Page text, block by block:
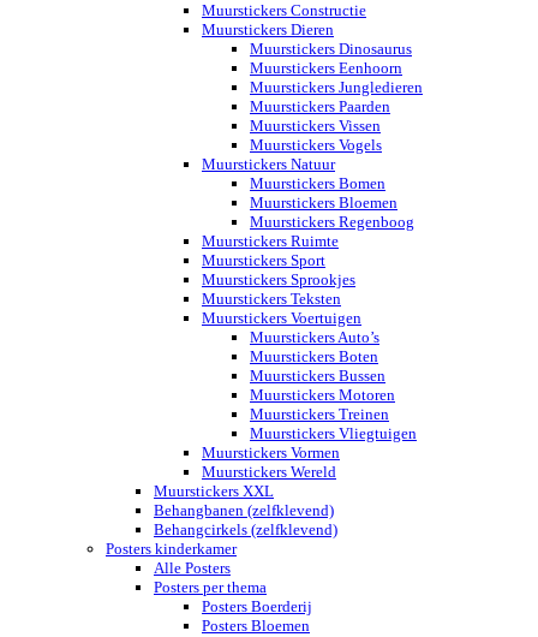
Muurstickers Constructie
Muurstickers Dieren
Muurstickers Dinosaurus
Muurstickers Eenhoorn
Muurstickers Jungledieren
Muurstickers Paarden
Muurstickers Vissen
Muurstickers Vogels
Muurstickers Natuur
Muurstickers Bomen
Muurstickers Bloemen
Muurstickers Regenboog
Muurstickers Ruimte
Muurstickers Sport
Muurstickers Sprookjes
Muurstickers Teksten
Muurstickers Voertuigen
Muurstickers Auto’s
Muurstickers Boten
Muurstickers Bussen
Muurstickers Motoren
Muurstickers Treinen
Muurstickers Vliegtuigen
Muurstickers Vormen
Muurstickers Wereld
Muurstickers XXL
Behangbanen (zelfklevend)
Behangcirkels (zelfklevend)
Posters kinderkamer
Alle Posters
Posters per thema
Posters Boerderij
Posters Bloemen